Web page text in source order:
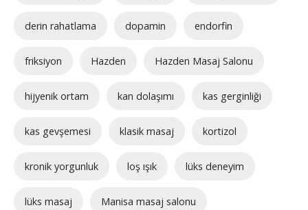
derin rahatlama dopamin endorfin
friksiyon Hazden Hazden Masaj Salonu
hijyenik ortam kan dolaşımı kas gerginliği
kas gevşemesi klasik masaj kortizol
kronik yorgunluk loş ışık lüks deneyim
lüks masaj Manisa masaj salonu